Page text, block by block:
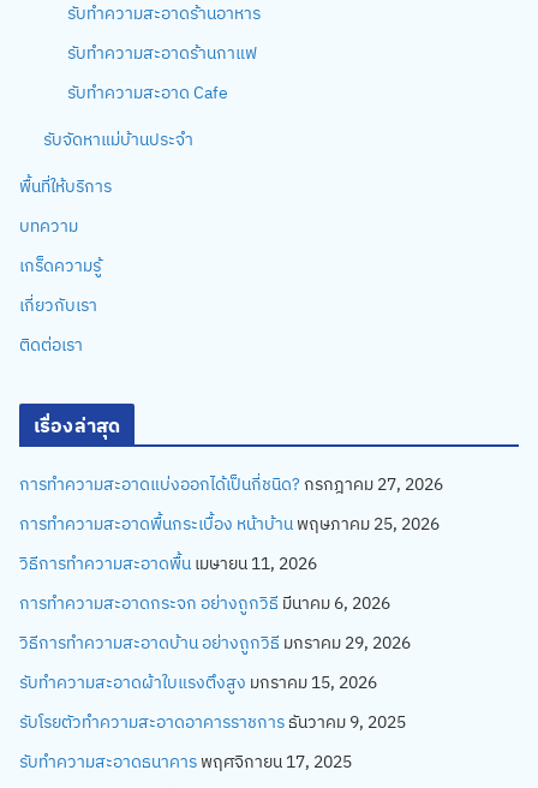
รับทำความสะอาดร้านอาหาร
รับทำความสะอาดร้านกาแฟ
รับทำความสะอาด Cafe
รับจัดหาแม่บ้านประจำ
พื้นที่ให้บริการ
บทความ
เกร็ดความรู้
เกี่ยวกับเรา
ติดต่อเรา
เรื่องล่าสุด
การทำความสะอาดแบ่งออกได้เป็นกี่ชนิด? กรกฎาคม 27, 2026
การทำความสะอาดพื้นกระเบื้อง หน้าบ้าน พฤษภาคม 25, 2026
วิธีการทำความสะอาดพื้น เมษายน 11, 2026
การทำความสะอาดกระจก อย่างถูกวิธี มีนาคม 6, 2026
วิธีการทำความสะอาดบ้าน อย่างถูกวิธี มกราคม 29, 2026
รับทำความสะอาดผ้าใบแรงตึงสูง มกราคม 15, 2026
รับโรยตัวทำความสะอาดอาคารราชการ ธันวาคม 9, 2025
รับทำความสะอาดธนาคาร พฤศจิกายน 17, 2025